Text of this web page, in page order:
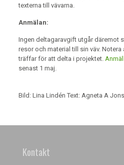
texterna till vävarna.
Anmälan:
Ingen deltagaravgift utgår däremot
resor och material till sin väv.
träffar för att delta i projektet.
senast 1 maj.
Bild: Lina Lindén Text: Agneta A
Kontakt